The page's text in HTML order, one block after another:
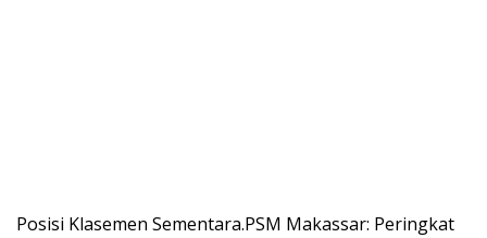
Posisi Klasemen Sementara.PSM Makassar: Peringkat